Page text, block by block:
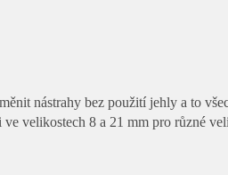
nástrahy bez použití jehly a to
velikostech 8 a 21 mm pro různé